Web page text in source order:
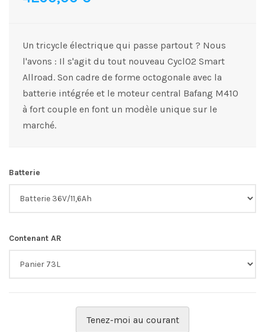
Un tricycle électrique qui passe partout ? Nous
l'avons : Il s'agit du tout nouveau CyclO2 Smart
Allroad. Son cadre de forme octogonale avec la
batterie intégrée et le moteur central Bafang M410
à fort couple en font un modèle unique sur le
marché.
Batterie
Contenant AR
Tenez-moi au courant